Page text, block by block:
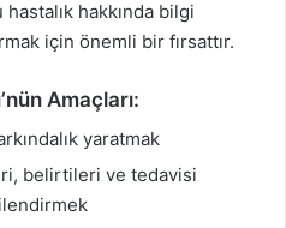
hakkında bilgi
için önemli bir fırsattır.
Amaçları:
yaratmak
belirtileri ve tedavisi